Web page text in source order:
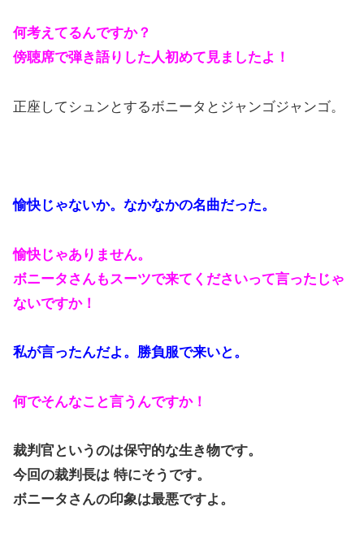
何考えてるんですか？
傍聴席で弾き語りした人初めて見ましたよ！
正座してシュンとするボニータとジャンゴジャンゴ。
愉快じゃないか。なかなかの名曲だった。
愉快じゃありません。
ボニータさんもスーツで来てくださいって言ったじゃ
ないですか！
私が言ったんだよ。勝負服で来いと。
何でそんなこと言うんですか！
裁判官というのは保守的な生き物です。
今回の裁判長は 特にそうです。
ボニータさんの印象は最悪ですよ。